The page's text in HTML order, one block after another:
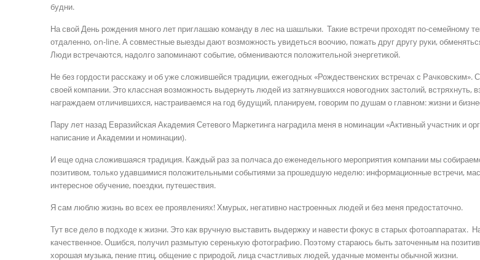
будни.
На свой День рождения много лет приглашаю команду в лес на шашлыки. Такие встречи проходят по-семейному
отдаленно, on-line. А совместные выезды дают возможность увидеться воочию, пожать друг другу руки,
Люди встречаются, надолго запоминают событие, обмениваются положительной энергетикой.
Не без гордости расскажу и об уже сложившейся традиции, ежегодных «Рождественских встречах с
своей компании. Это классная возможность выдернуть людей из затянувшихся новогодних застолий,
награждаем отличившихся, настраиваемся на год будущий, планируем, говорим по душам о главном: жизни и
Пару лет назад Евразийская Академия Сетевого Маркетинга наградила меня в номинации «Активный участник и
написание и Академии и номинации).
И еще одна сложившаяся традиция. Каждый раз за полчаса до еженедельного мероприятия компании мы
позитивом, только удавшимися положительными событиями за прошедшую неделю: информационные встречи,
интересное обучение, поездки, путешествия.
Я сам люблю жизнь во всех ее проявлениях! Хмурых, негативно настроенных людей и без меня предостаточно.
Тут все дело в подходе к жизни. Это как вручную выставить выдержку и навести фокус в старых фотоаппаратах.
качественное. Ошибся, получил размытую серенькую фотографию. Поэтому стараюсь быть заточенным на
хорошая музыка, пение птиц, общение с природой, лица счастливых людей, удачные моменты обычной жизни.